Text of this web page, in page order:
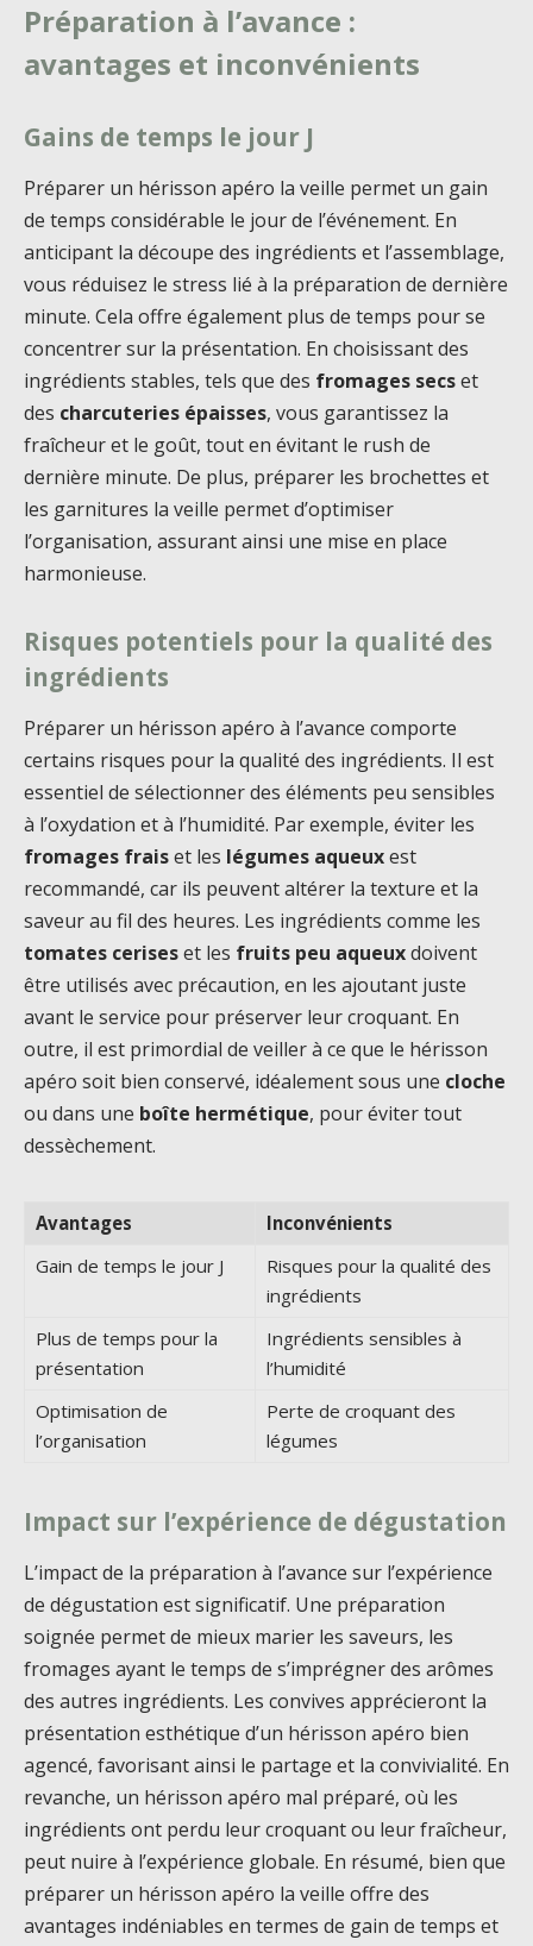
Préparation à l’avance :
avantages et inconvénients
Gains de temps le jour J
Préparer un hérisson apéro la veille permet un gain
de temps considérable le jour de l’événement. En
anticipant la découpe des ingrédients et l’assemblage,
vous réduisez le stress lié à la préparation de dernière
minute. Cela offre également plus de temps pour se
concentrer sur la présentation. En choisissant des
ingrédients stables, tels que des fromages secset
des charcuteries épaisses, vous garantissez la
fraîcheur et le goût, tout en évitant le rush de
dernière minute. De plus, préparer les brochettes et
les garnitures la veille permet d’optimiser
l’organisation, assurant ainsi une mise en place
harmonieuse.
Risques potentiels pour la qualité des
ingrédients
Préparer un hérisson apéro à l’avance comporte
certains risques pour la qualité des ingrédients. Il est
essentiel de sélectionner des éléments peu sensibles
à l’oxydation et à l’humidité. Par exemple, éviter les
fromages fraiset les légumes aqueuxest
recommandé, car ils peuvent altérer la texture et la
saveur au fil des heures. Les ingrédients comme les
tomates ceriseset les fruits peu aqueuxdoivent
être utilisés avec précaution, en les ajoutant juste
avant le service pour préserver leur croquant. En
outre, il est primordial de veiller à ce que le hérisson
apéro soit bien conservé, idéalement sous une cloche
ou dans une boîte hermétique, pour éviter tout
dessèchement.
Avantages
Inconvénients
Gain de temps le jour J
Risques pour la qualité des
ingrédients
Plus de temps pour la
présentation
Ingrédients sensibles à
l’humidité
Optimisation de
l’organisation
Perte de croquant des
légumes
Impact sur l’expérience de dégustation
L’impact de la préparation à l’avance sur l’expérience
de dégustation est significatif. Une préparation
soignée permet de mieux marier les saveurs, les
fromages ayant le temps de s’imprégner des arômes
des autres ingrédients. Les convives apprécieront la
présentation esthétique d’un hérisson apéro bien
agencé, favorisant ainsi le partage et la convivialité. En
revanche, un hérisson apéro mal préparé, où les
ingrédients ont perdu leur croquant ou leur fraîcheur,
peut nuire à l’expérience globale. En résumé, bien que
préparer un hérisson apéro la veille offre des
avantages indéniables en termes de gain de temps et